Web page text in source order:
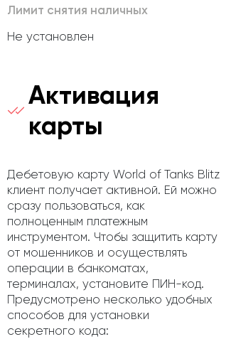
Лимит снятия наличных
Не установлен
Активация
карты
Дебетовую карту World of Tanks Blitz
клиент получает активной. Ей можно
сразу пользоваться, как
полноценным платежным
инструментом. Чтобы защитить карту
от мошенников и осуществлять
операции в банкоматах,
терминалах, установите ПИН-код.
Предусмотрено несколько удобных
способов для установки
секретного кода: